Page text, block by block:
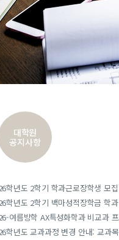
대학원
공지사항
학년도 2학기 학과근로장학생 모
학년도 2학기 백마성적장학금 학
여름방학 AX특성화학과 비교과
학년도 교과과정 변경 안내: 교과